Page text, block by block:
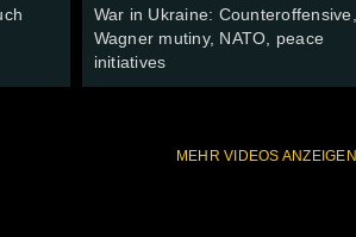
War in Ukraine: Counteroffensive,
Wagner mutiny, NATO, peace
initiatives
MEHR VIDEOS ANZEIGEN